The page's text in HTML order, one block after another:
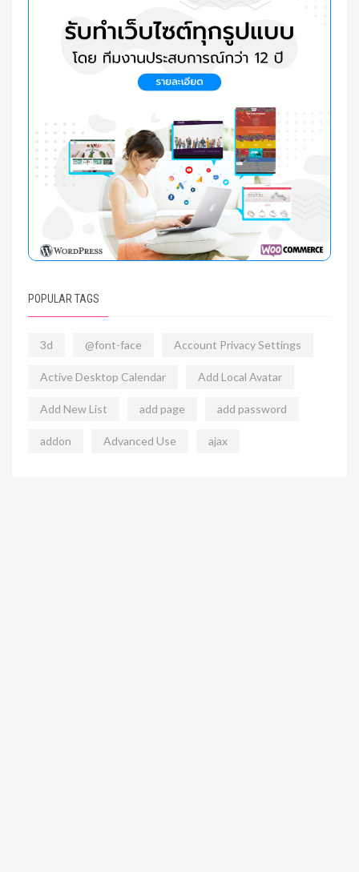
POPULAR TAGS
3d @font-face Account Privacy Settings
Active Desktop Calendar Add Local Avatar
Add New List add page add password
addon Advanced Use ajax